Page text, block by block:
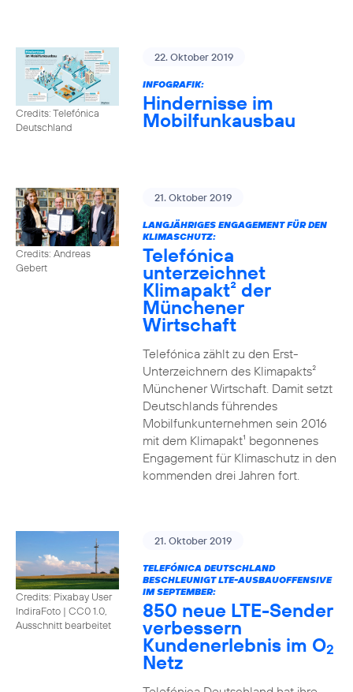
Credits: Telefónica
Deutschland
22. Oktober 2019
INFOGRAFIK:
Hindernisse im
Mobilfunkausbau
Credits: Andreas
Gebert
21. Oktober 2019
LANGJÄHRIGES ENGAGEMENT FÜR DEN
KLIMASCHUTZ:
Telefónica
unterzeichnet
Klimapakt² der
Münchener
Wirtschaft
Telefónica zählt zu den Erst-
Unterzeichnern des Klimapakts²
Münchener Wirtschaft. Damit setzt
Deutschlands führendes
Mobilfunkunternehmen sein 2016
mit dem Klimapakt¹ begonnenes
Engagement für Klimaschutz in den
kommenden drei Jahren fort.
Credits: Pixabay User
IndiraFoto | CC0 1.0,
Ausschnitt bearbeitet
21. Oktober 2019
TELEFÓNICA DEUTSCHLAND
BESCHLEUNIGT LTE-AUSBAUOFFENSIVE
IM SEPTEMBER:
850 neue LTE-Sender
verbessern
Kundenerlebnis im O2
Netz